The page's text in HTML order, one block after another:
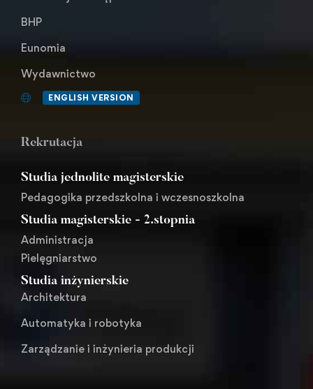
BHP
Eunomia
Wydawnictwo
ENGLISH VERSION
Rekrutacja
Studia jednolite magisterskie
Pedagogika przedszkolna i wczesnoszkolna
Studia magisterskie - 2.stopnia
Administracja
Pielęgniarstwo
Studia inżynierskie
Architektura
Automatyka i robotyka
Zarządzanie i inżynieria produkcji